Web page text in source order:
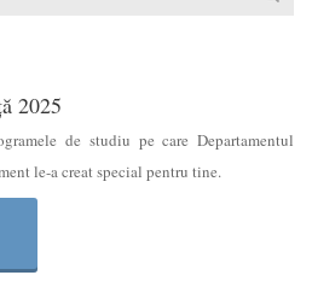
2025
de studiu pe care Departamentul
le-a creat special pentru tine.